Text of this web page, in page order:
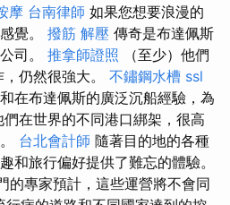
摩 台南律師 如果您想要浪漫的
覺。 撥筋 解壓 傳奇是布達佩斯
司。 推拿師證照 （至少）他們
仍然很強大。 不鏽鋼水槽 ssl
在布達佩斯的廣泛沉船經驗，為
在世界的不同港口綁架，很高
台北會計師 隨著目的地的各種
和旅行偏好提供了難忘的體驗。
的專家預計，這些運營將不會同